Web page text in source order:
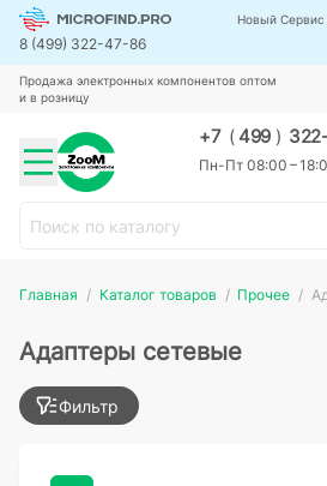
Новый Сервис
8 (499) 322-47-86
Продажа электронных компонентов оптом
и в розницу
+7 (499 )
Пн-Пт 08:00 –
Главная Каталог товаров Прочее
Адаптеры сетевые
Фильтр